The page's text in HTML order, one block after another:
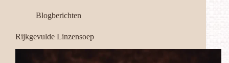
Blogberichten
Rijkgevulde Linzensoep